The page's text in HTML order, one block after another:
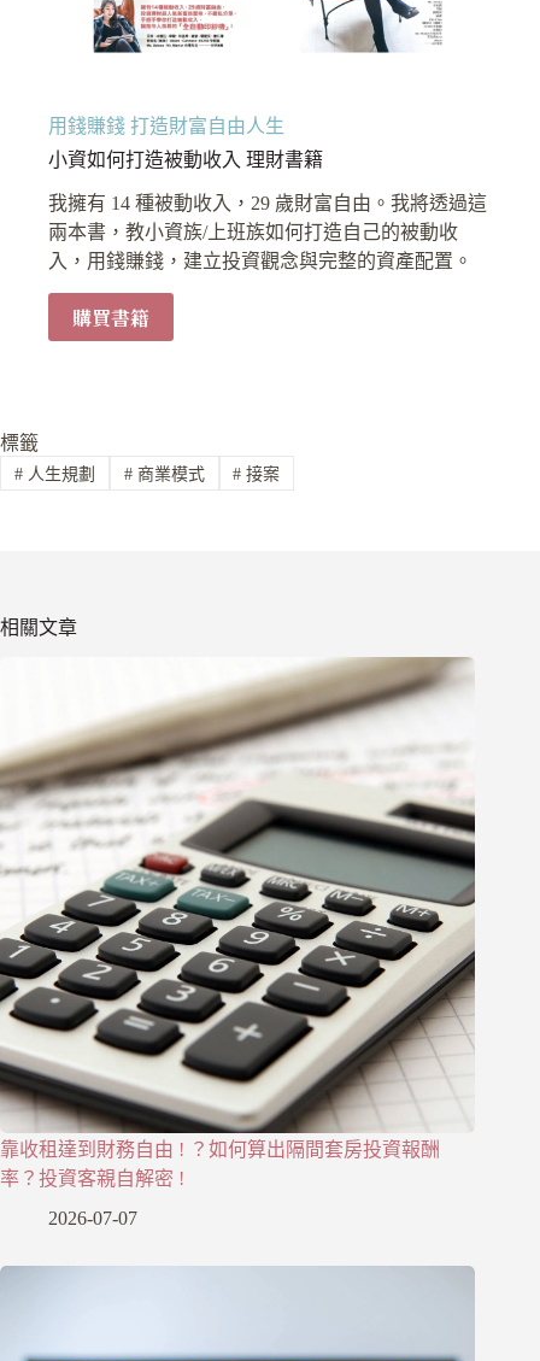
用錢賺錢 打造財富自由人生
小資如何打造被動收入 理財書籍
我擁有 14 種被動收入，29 歲財富自由。我將透過這
兩本書，教小資族/上班族如何打造自己的被動收
入，用錢賺錢，建立投資觀念與完整的資產配置。
購買書籍
標籤
#人生規劃 #商業模式 # 接案
相關文章
靠收租達到財務自由 ! ？如何算出隔間套房投資報酬
率？投資客親自解密 !
2026-07-07